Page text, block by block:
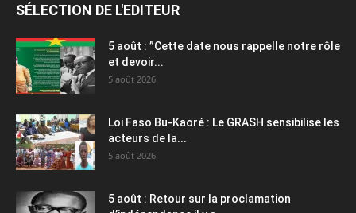
SÉLECTION DE L'EDITEUR
5 août : ”Cette date nous rappelle notre rôle
et devoir...
5 août 2026
Loi Faso Bu-Kaoré : Le GRASH sensibilise les
acteurs de la...
5 août 2026
5 août : Retour sur la proclamation